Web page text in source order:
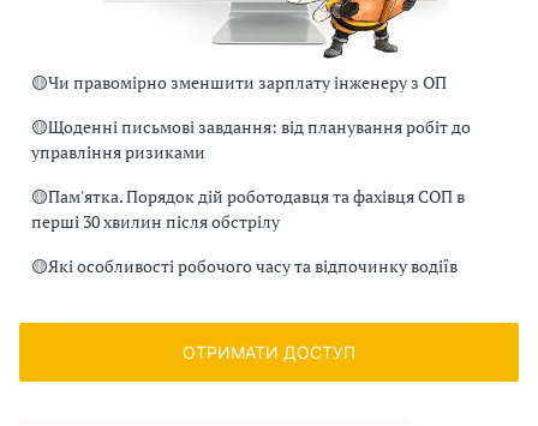
🟡Чи правомірно зменшити зарплату інженеру з ОП
🟡Щоденні письмові завдання: від планування робіт до
управління ризиками
🟡Пам'ятка. Порядок дій роботодавця та фахівця СОП в
перші 30 хвилин після обстрілу
🟡Які особливості робочого часу та відпочинку водіїв
ОТРИМАТИ ДОСТУП